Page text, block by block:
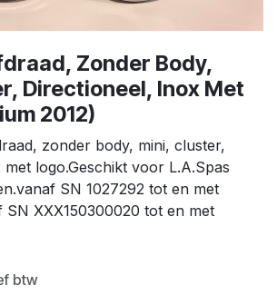
Zonder Body,
Directioneel, Inox Met
2012)
zonder body, mini, cluster,
logo.Geschikt voor L.A.Spas
SN 1027292 tot en met
SN XXX150300020 tot en met
btw